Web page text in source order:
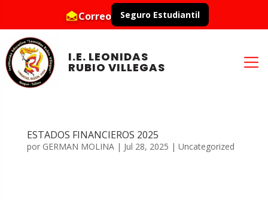
Correo Seguro Estudiantil
I.E. LEONIDAS
RUBIO VILLEGAS
ESTADOS FINANCIEROS 2025
por GERMAN MOLINA| Jul 28, 2025 | Uncategorized